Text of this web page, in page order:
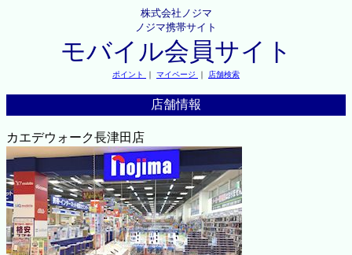
株式会社ノジマ
ノジマ携帯サイト
モバイル会員サイト
ポイント ｜ マイページ ｜ 店舗検索
店舗情報
カエデウォーク長津田店